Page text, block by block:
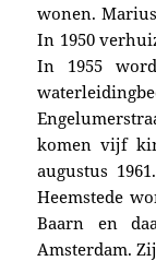
wonen.
In 1950
In 1955
komen vijf
augustus
Heemstede
Baarn en
Amsterdam.